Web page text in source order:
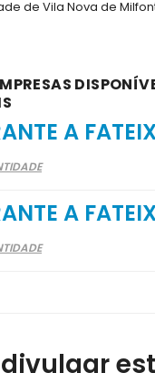
de Vila Nova de
A
A